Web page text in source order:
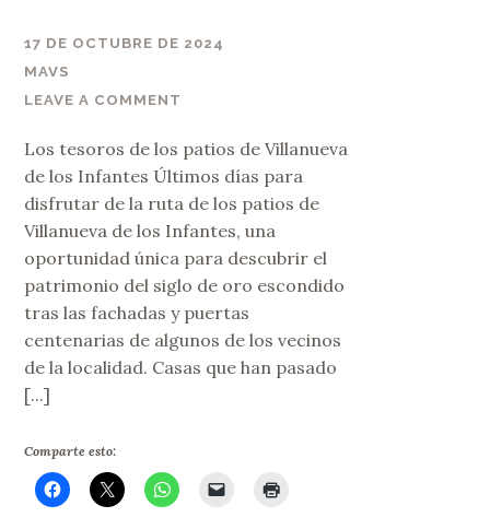
17 DE OCTUBRE DE 2024
MAVS
LEAVE A COMMENT
Los tesoros de los patios de Villanueva
de los Infantes Últimos días para
disfrutar de la ruta de los patios de
Villanueva de los Infantes, una
oportunidad única para descubrir el
patrimonio del siglo de oro escondido
tras las fachadas y puertas
centenarias de algunos de los vecinos
de la localidad. Casas que han pasado
[...]
Comparte esto: